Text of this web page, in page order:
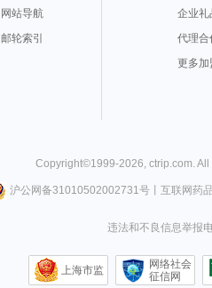
网站导航
邮轮索引
企业礼
代理合
更多加
Copyright©1999-2026, ctrip.com.
沪公网备31010502002731号丨 互联网药
违法和不良信息举报
上海市监
网络社会
征信网